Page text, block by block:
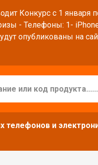
Конкурс с 1 января
- Телефоны: 1-
опубликованы на
телефонов и